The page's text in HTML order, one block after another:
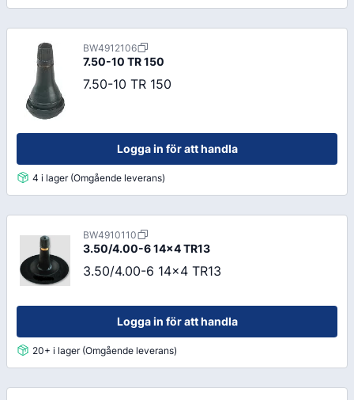
BW4912106
7.50-10 TR 150
7.50-10 TR 150
Logga in för att handla
4 i lager (Omgående leverans)
BW4910110
3.50/4.00-6 14x4 TR13
3.50/4.00-6 14x4 TR13
Logga in för att handla
20+ i lager (Omgående leverans)